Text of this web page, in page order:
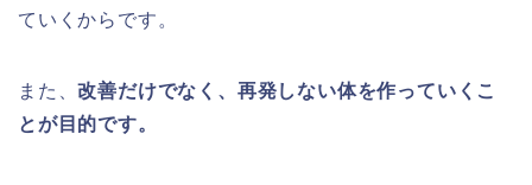
ていくからです。
また、改善だけでなく、再発しない体を作っていくこ
とが目的です。